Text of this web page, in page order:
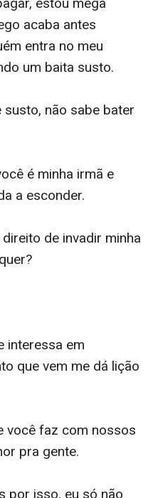
acaba antes
entra no meu
um baita susto.
não sabe bater
é minha irmã e
a esconder.
direito de invadir minha
interessa em
que vem me dá lição
você faz com nossos
pra gente.
por isso, eu só não